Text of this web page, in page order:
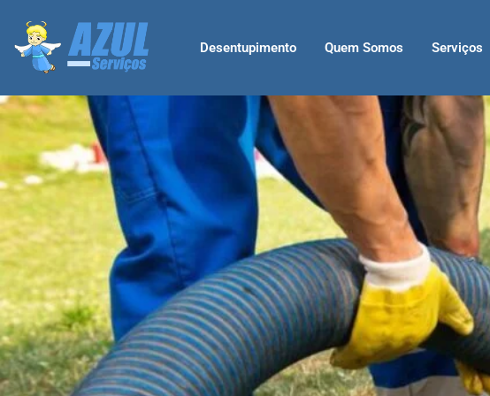
Desentupimento Quem Somos Serviços